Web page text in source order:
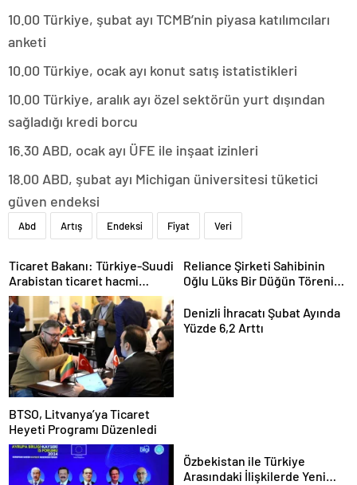
10.00 Türkiye, şubat ayı TCMB’nin piyasa katılımcıları
anketi
10.00 Türkiye, ocak ayı konut satış istatistikleri
10.00 Türkiye, aralık ayı özel sektörün yurt dışından
sağladığı kredi borcu
16.30 ABD, ocak ayı ÜFE ile inşaat izinleri
18.00 ABD, şubat ayı Michigan üniversitesi tüketici
güven endeksi
Abd Artış Endeksi Fiyat Veri
Ticaret Bakanı: Türkiye-Suudi
Arabistan ticaret hacmi
artacak
Reliance Şirketi Sahibinin
Oğlu Lüks Bir Düğün Töreni
BTSO, Litvanya’ya Ticaret
Heyeti Programı Düzenledi
Denizli İhracatı Şubat Ayında
Yüzde 6,2 Arttı
Özbekistan ile Türkiye
Arasındaki İlişkilerde Yeni